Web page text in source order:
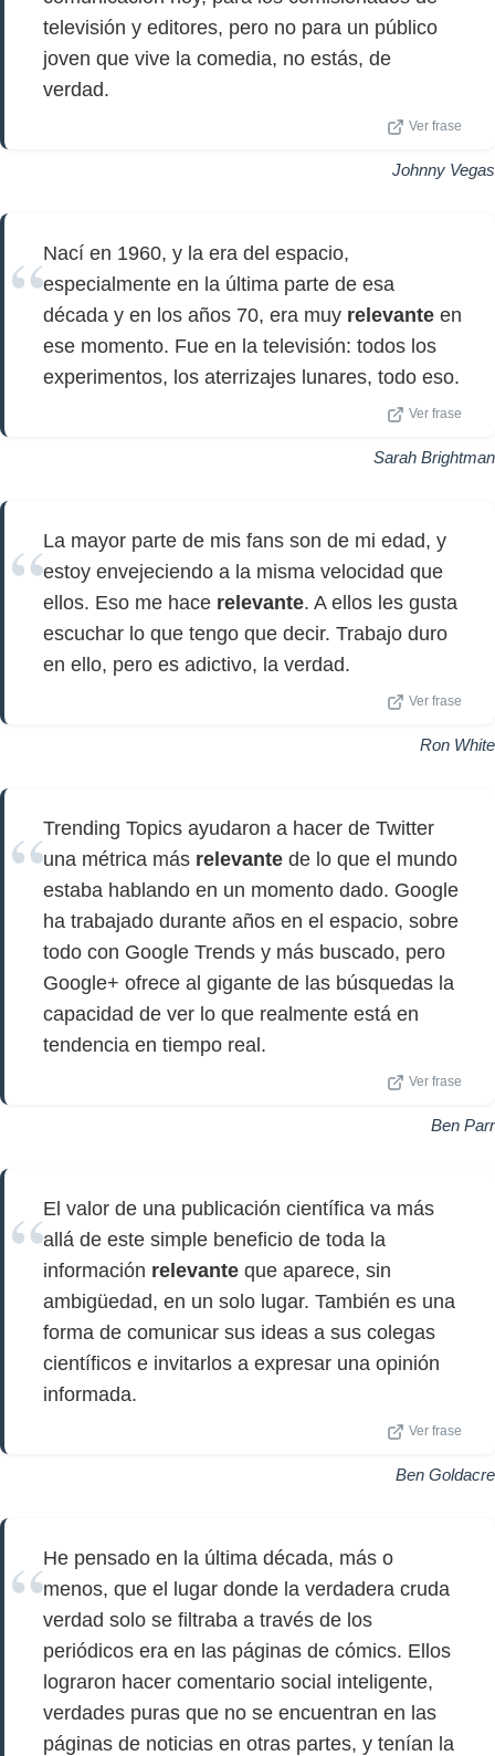
televisión y editores, pero no para un público
joven que vive la comedia, no estás, de
verdad.
Ver frase
Johnny Vegas
Nací en 1960, y la era del espacio,
especialmente en la última parte de esa
década y en los años 70, era muy relevante en
ese momento. Fue en la televisión: todos los
experimentos, los aterrizajes lunares, todo eso.
Ver frase
Sarah Brightman
La mayor parte de mis fans son de mi edad, y
estoy envejeciendo a la misma velocidad que
ellos. Eso me hace relevante. A ellos les gusta
escuchar lo que tengo que decir. Trabajo duro
en ello, pero es adictivo, la verdad.
Ver frase
Ron White
Trending Topics ayudaron a hacer de Twitter
una métrica más relevante de lo que el mundo
estaba hablando en un momento dado. Google
ha trabajado durante años en el espacio, sobre
todo con Google Trends y más buscado, pero
Google+ ofrece al gigante de las búsquedas la
capacidad de ver lo que realmente está en
tendencia en tiempo real.
Ver frase
Ben Parr
El valor de una publicación científica va más
allá de este simple beneficio de toda la
información relevante que aparece, sin
ambigüedad, en un solo lugar. También es una
forma de comunicar sus ideas a sus colegas
científicos e invitarlos a expresar una opinión
informada.
Ver frase
Ben Goldacre
He pensado en la última década, más o
menos, que el lugar donde la verdadera cruda
verdad solo se filtraba a través de los
periódicos era en las páginas de cómics. Ellos
lograron hacer comentario social inteligente,
verdades puras que no se encuentran en las
páginas de noticias en otras partes, y tenían la